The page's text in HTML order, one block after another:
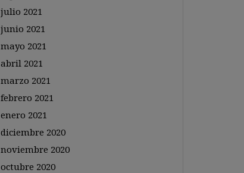
julio 2021
junio 2021
mayo 2021
abril 2021
marzo 2021
febrero 2021
enero 2021
diciembre 2020
noviembre 2020
octubre 2020